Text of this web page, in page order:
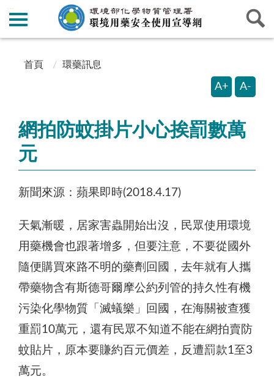
:::
:::
首頁 環藥訊息
A+ A-
網拍防蚊掛片小心挨罰數萬
元
新聞來源：蘋果即時(2018.4.17)
天氣漸暖，居家害蟲開始出沒，民眾使用環境
用藥機會也跟著增多，但要注意，不要從國外
隨便購買來路不明的藥劑回國，去年就有人攜
帶藥物含有斯德哥爾摩公約列管的持久性有機
污染化學物質「滅蟻樂」回國，在海關被查獲
重罰10萬元，還有民眾不知道不能在網拍賣防
蚊貼片，原本要賺約百元價差，反遭罰款1至3
萬元。